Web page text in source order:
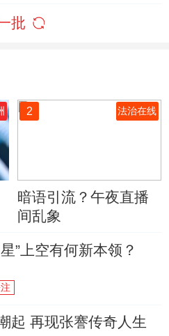
海
批
2 法治在线
暗语引流？午夜直播
间乱象
”上空有何新本领？
起 再现张謇传奇人生